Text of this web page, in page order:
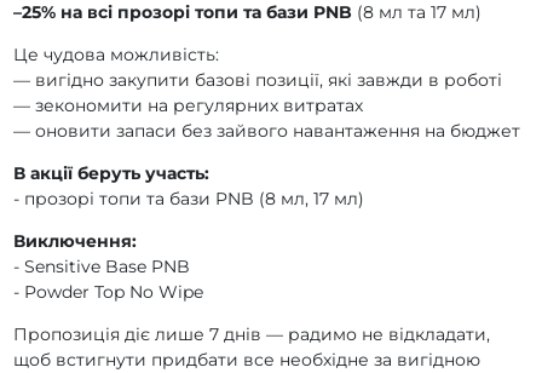
–25% на всі прозорі топи та бази PNB (8 мл та 17 мл)
Це чудова можливість:
— вигідно закупити базові позиції, які завжди в роботі
— зекономити на регулярних витратах
— оновити запаси без зайвого навантаження на бюджет
В акції беруть участь:
- прозорі топи та бази PNB (8 мл, 17 мл)
Виключення:
- Sensitive Base PNB
- Powder Top No Wipe
Пропозиція діє лише 7 днів — радимо не відкладати,
щоб встигнути придбати все необхідне за вигідною